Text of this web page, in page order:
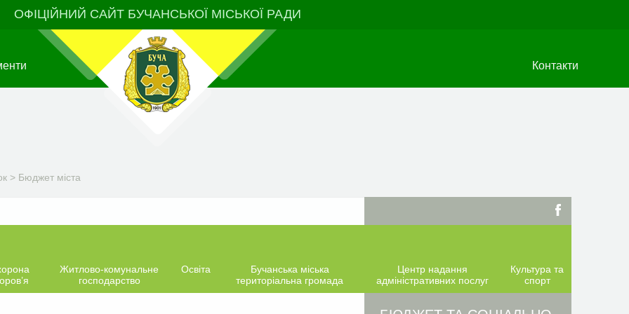
ОФІЦІЙНИЙ САЙТ БУЧАНСЬКОЇ МІСЬКОЇ РАДИ
Контакти
> Бюджет міста
Житлово-комунальне
господарство
Освіта
Бучанська міська
територіальна громада
Центр надання
адміністративних послуг
Культура та
спорт